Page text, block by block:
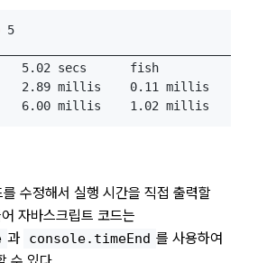
5
5.02 secs      fish
2.89 millis    0.11 millis
수정해서 실행 시간을 직접 출력할
자바스크립트 코드는
과 console.timeEnd 를 사용하여